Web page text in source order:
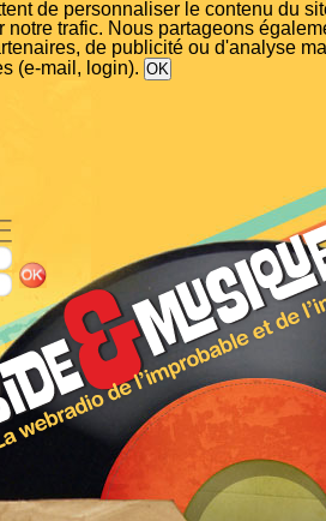
de personnaliser le contenu du
notre trafic. Nous partageons
de publicité ou d'analyse
(e-mail, login).